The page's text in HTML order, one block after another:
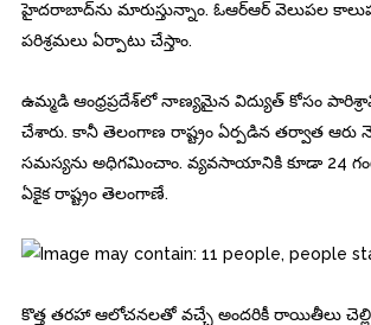
హైదరాబాద్‌ను మారుస్తున్నాం. ఓఆర్‌ఆర్‌ వెలుపల
పరిశ్రమలు ఏర్పాటు చేస్తాం.
ఉమ్మడి ఆంధ్రప్రదేశ్‌లో నాణ్యమైన విద్యుత్‌ కోసం
చేశారు. కానీ తెలంగాణ రాష్ట్రం ఏర్పడిన తర్వాత ఆరు
సమస్యను అధిగమించాం. వ్యవసాయానికి కూడా 24
ఏకైక రాష్ట్రం తెలంగాణే.
కొత్త తరహా ఆలోచనలతో వచ్చే అందరికీ రాయితీలు